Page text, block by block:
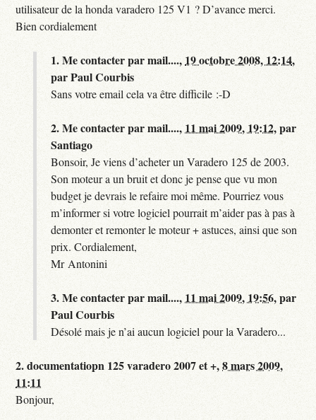
utilisateur de la honda varadero 125 V1 ? D’avance merci.
Bien cordialement
1.Me contacter par mail...., 19 octobre 2008, 12:14,
parPaul Courbis
Sans votre email cela va être difficile :-D
2.Me contacter par mail...., 11 mai 2009, 19:12,par
Santiago
Bonsoir, Je viens d’acheter un Varadero 125 de 2003.
Son moteur a un bruit et donc je pense que vu mon
budget je devrais le refaire moi même. Pourriez vous
m’informer si votre logiciel pourrait m’aider pas à pas à
demonter et remonter le moteur + astuces, ainsi que son
prix. Cordialement,
Mr Antonini
3.Me contacter par mail...., 11 mai 2009, 19:56,par
Paul Courbis
Désolé mais je n’ai aucun logiciel pour la Varadero...
2.documentatiopn 125 varadero 2007 et +,8 mars 2009,
11:11
Bonjour,